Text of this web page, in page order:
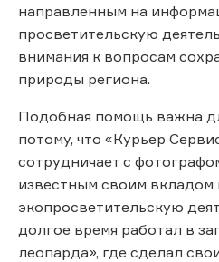
направленным на
просветительскую
внимания к вопросам
природы региона.
Подобная помощь важна
потому, что «Курьер
сотрудничает с
известным своим вкладом
экопросветительскую
долгое время работал в
леопарда», где сделал